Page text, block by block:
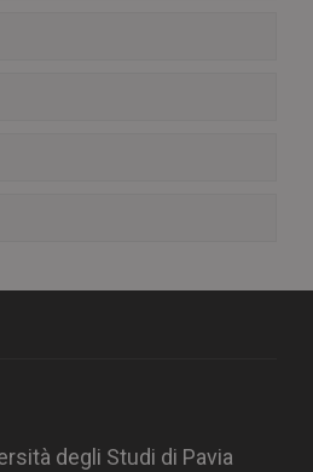
degli Studi di Pavia